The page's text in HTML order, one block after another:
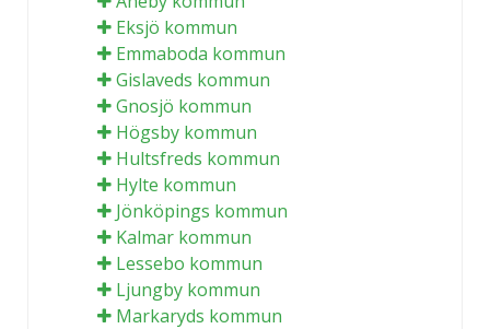
Eksjö kommun
Emmaboda kommun
Gislaveds kommun
Gnosjö kommun
Högsby kommun
Hultsfreds kommun
Hylte kommun
Jönköpings kommun
Kalmar kommun
Lessebo kommun
Ljungby kommun
Markaryds kommun